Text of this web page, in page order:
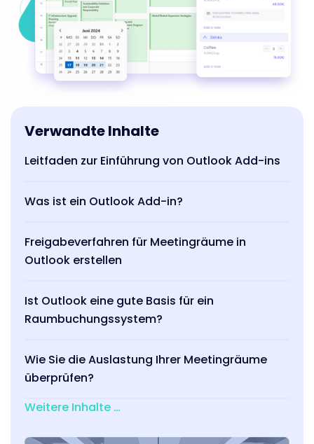
Verwandte Inhalte
Leitfaden zur Einführung von Outlook Add-ins
Was ist ein Outlook Add-in?
Freigabeverfahren für Meetingräume in
Outlook erstellen
Ist Outlook eine gute Basis für ein
Raumbuchungssystem?
Wie Sie die Auslastung Ihrer Meetingräume
überprüfen?
Weitere Inhalte …